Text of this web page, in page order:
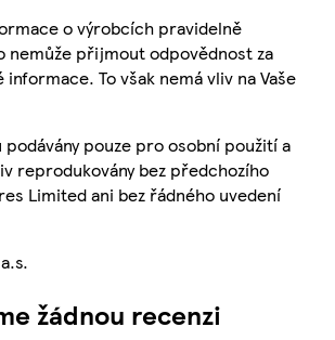
o výrobcích pravidelně
nemůže přijmout odpovědnost za
To však nemá vliv na Vaše
pouze pro osobní použití a
reprodukovány bez předchozího
Limited ani bez řádného uvedení
žádnou recenzi